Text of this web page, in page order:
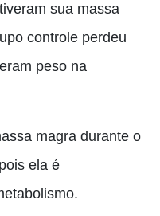
sua massa
controle perdeu
peso na
magra durante o
ela é